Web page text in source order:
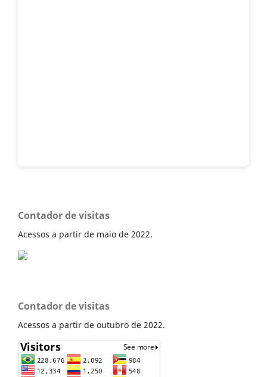
Contador de visitas
Acessos a partir de maio de 2022.
Contador de visitas
Acessos a partir de outubro de 2022.